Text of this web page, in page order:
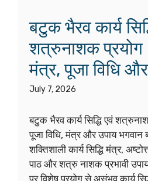
MRIGAKSHI
रहस्य, शास्त्रीय
विमर्श और 1